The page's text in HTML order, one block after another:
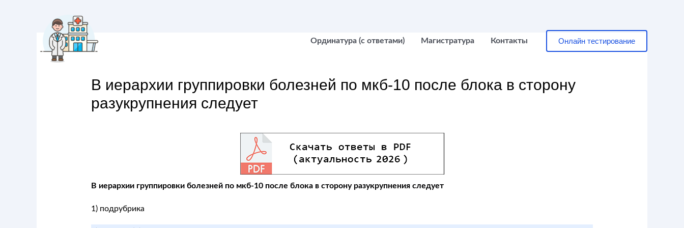
Ординатура (с ответами) Магистратура Контакты Онлайн тестирование
В иерархии группировки болезней по мкб-10 после блока в сторону
разукрупнения следует
В иерархии группировки болезней по мкб-10 после блока в сторону разукрупнения следует
1) подрубрика